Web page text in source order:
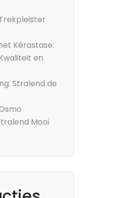
Kérastase:
en
Stralend de
Mooi